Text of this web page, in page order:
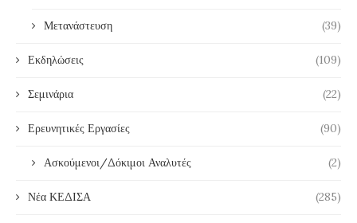
Μετανάστευση (39)
Εκδηλώσεις (109)
Σεμινάρια (22)
Ερευνητικές Εργασίες (90)
Ασκούμενοι/Δόκιμοι Αναλυτές (2)
Νέα ΚΕΔΙΣΑ (285)